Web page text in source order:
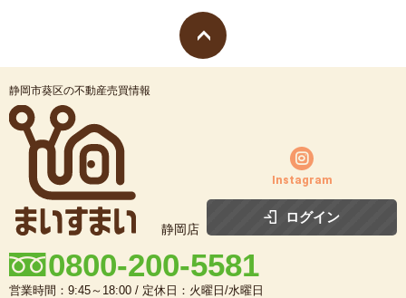
静岡市葵区の不動産売買情報
静岡店
Instagram
ログイン
0800-200-5581
営業時間：9:45～18:00 / 定休日：火曜日/水曜日